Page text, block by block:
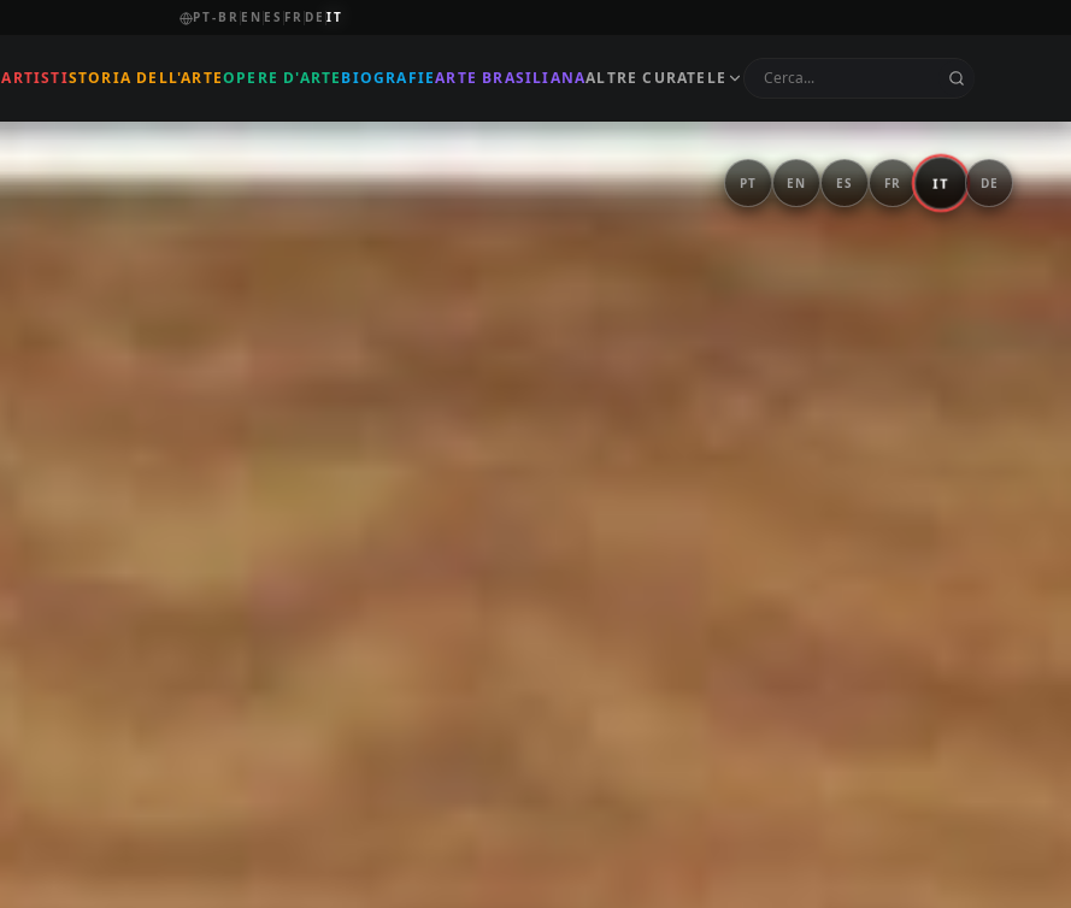
PT-BR EN ES FR DE IT
ARTISTISTORIA DELL'ARTEOPERE D'ARTEBIOGRAFIEARTE BRASILIANAALTRE CURATELE
PT EN ES FR IT DE